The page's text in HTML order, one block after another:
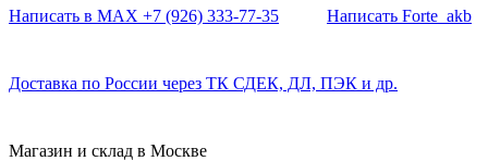
Написать в MAX +7 (926) 333-77-35 Написать Forte_akb
Доставка по России через ТК СДЕК, ДЛ, ПЭК и др.
Магазин и склад в Москве